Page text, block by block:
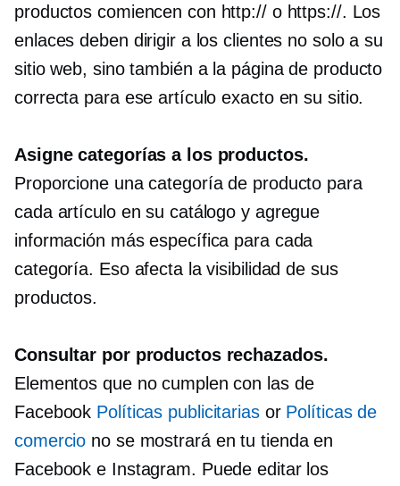
productos comiencen con http:// o https://. Los
enlaces deben dirigir a los clientes no solo a su
sitio web, sino también a la página de producto
correcta para ese artículo exacto en su sitio.
Asigne categorías a los productos.
Proporcione una categoría de producto para
cada artículo en su catálogo y agregue
información más específica para cada
categoría. Eso afecta la visibilidad de sus
productos.
Consultar por productos rechazados.
Elementos que no cumplen con las de
Facebook Políticas publicitariasor Políticas de
comercio no se mostrará en tu tienda en
Facebook e Instagram. Puede editar los